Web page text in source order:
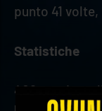
punto 41 volte,
Statistiche
402 punti